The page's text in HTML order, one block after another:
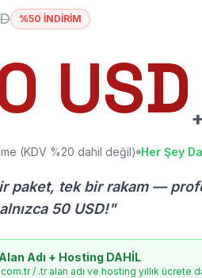
%50 İNDİRİM
USD
(KDV %20 dahil değil) Her Şey
paket, tek bir rakam —
50 USD!"
Alan Adı + Hosting DAHİL
.com.tr / .tr alan adı ve hosting yıllık ücrete